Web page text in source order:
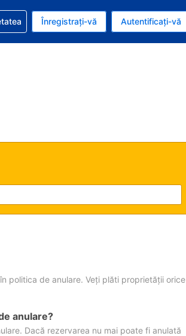
american
la rezervarea dvs.
Înregistrați-vă Autentificați-vă
politica de anulare. Veți plăti proprietății orice
anulare?
Dacă rezervarea nu mai poate fi anulată